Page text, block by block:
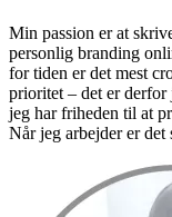
Min passion er at
personlig branding
for tiden er det mest
prioritet – det er derfor
jeg har friheden til at
Når jeg arbejder er
Sidebar